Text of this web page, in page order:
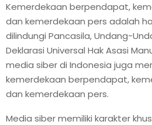
Kemerdekaan berpendapat,
dan kemerdekaan pers adalah
dilindungi Pancasila, Undang-
Deklarasi Universal Hak Asasi
media siber di Indonesia juga
kemerdekaan berpendapat,
dan kemerdekaan pers.
Media siber memiliki karakter